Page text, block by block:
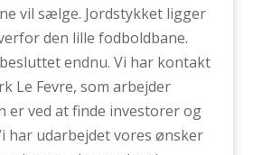
vil sælge. Jordstykket ligger
den lille fodboldbane.
endnu. Vi har kontakt
Le Fevre, som arbejder
er ved at finde investorer og
har udarbejdet vores ønsker